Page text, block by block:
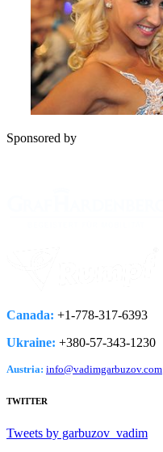
Sponsored by
Canada: +1-778­-317-­6393
Ukraine: +380-­57-­343-­1230
Austria: info@vadimgarbuzov.com
TWITTER
Tweets by garbuzov_vadim